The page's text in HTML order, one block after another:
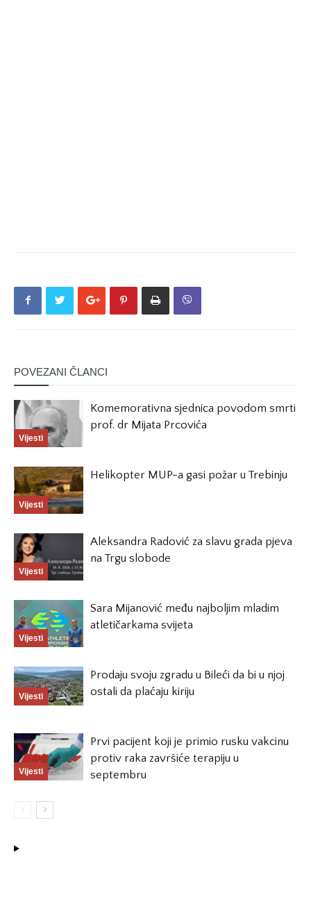
POVEZANI ČLANCI
Vijesti
Komemorativna sjednica povodom smrti
prof. dr Mijata Prcovića
Vijesti
Helikopter MUP-a gasi požar u Trebinju
Vijesti
Aleksandra Radović za slavu grada pjeva
na Trgu slobode
Vijesti
Sara Mijanović među najboljim mladim
atletičarkama svijeta
Vijesti
Prodaju svoju zgradu u Bileći da bi u njoj
ostali da plaćaju kiriju
Vijesti
Prvi pacijent koji je primio rusku vakcinu
protiv raka završiće terapiju u
septembru